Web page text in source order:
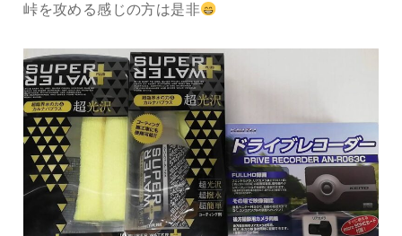
峠を攻める感じの方は是非